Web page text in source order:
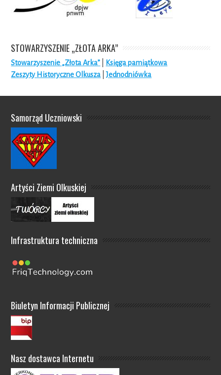
STOWARZYSZENIE „ZŁOTA ARKA”
Stowarzyszenie „Złota Arka”
Księga pamiątkowa
Zeszyty Historyczne Olkusza |Jednodniówka
Samorząd Uczniowski
Artyści Ziemi Olkuskiej
Infrastruktura techniczna
Biuletyn Informacji Publicznej
Nasz dostawca Internetu